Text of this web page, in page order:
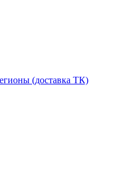
(доставка ТК)